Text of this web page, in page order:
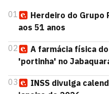
01
Herdeiro do Grupo
aos 51 anos
02
A farmácia física
'portinha' no
03
INSS divulga